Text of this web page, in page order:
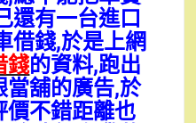
還有一台進口
借錢,於是上網
錢的資料,跑出
當舖的廣告,於
不錯距離也